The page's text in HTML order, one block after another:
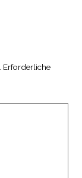
Erforderliche